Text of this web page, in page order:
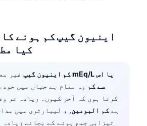
اینیون گیپ کم ہونے کا
کیا
کم اینیون گیپ غیر
سے کم وہ مقام ہے جہاں میں خود
کرتا ہوں کہ آخر کیوں۔ زیادہ تر
ہے کم البومین, ، لیبارٹری میں
تیزابی جمع ہونے کے بجائے